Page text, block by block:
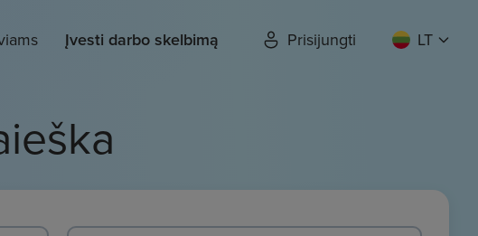
Įvesti darbo skelbimą Prisijungti LT